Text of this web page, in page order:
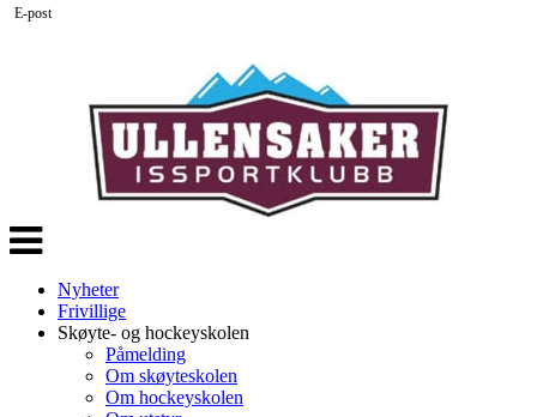
Veksle
navigasjon
Nyheter
Frivillige
Skøyte- og hockeyskolen
Påmelding
Om skøyteskolen
Om hockeyskolen
E-post